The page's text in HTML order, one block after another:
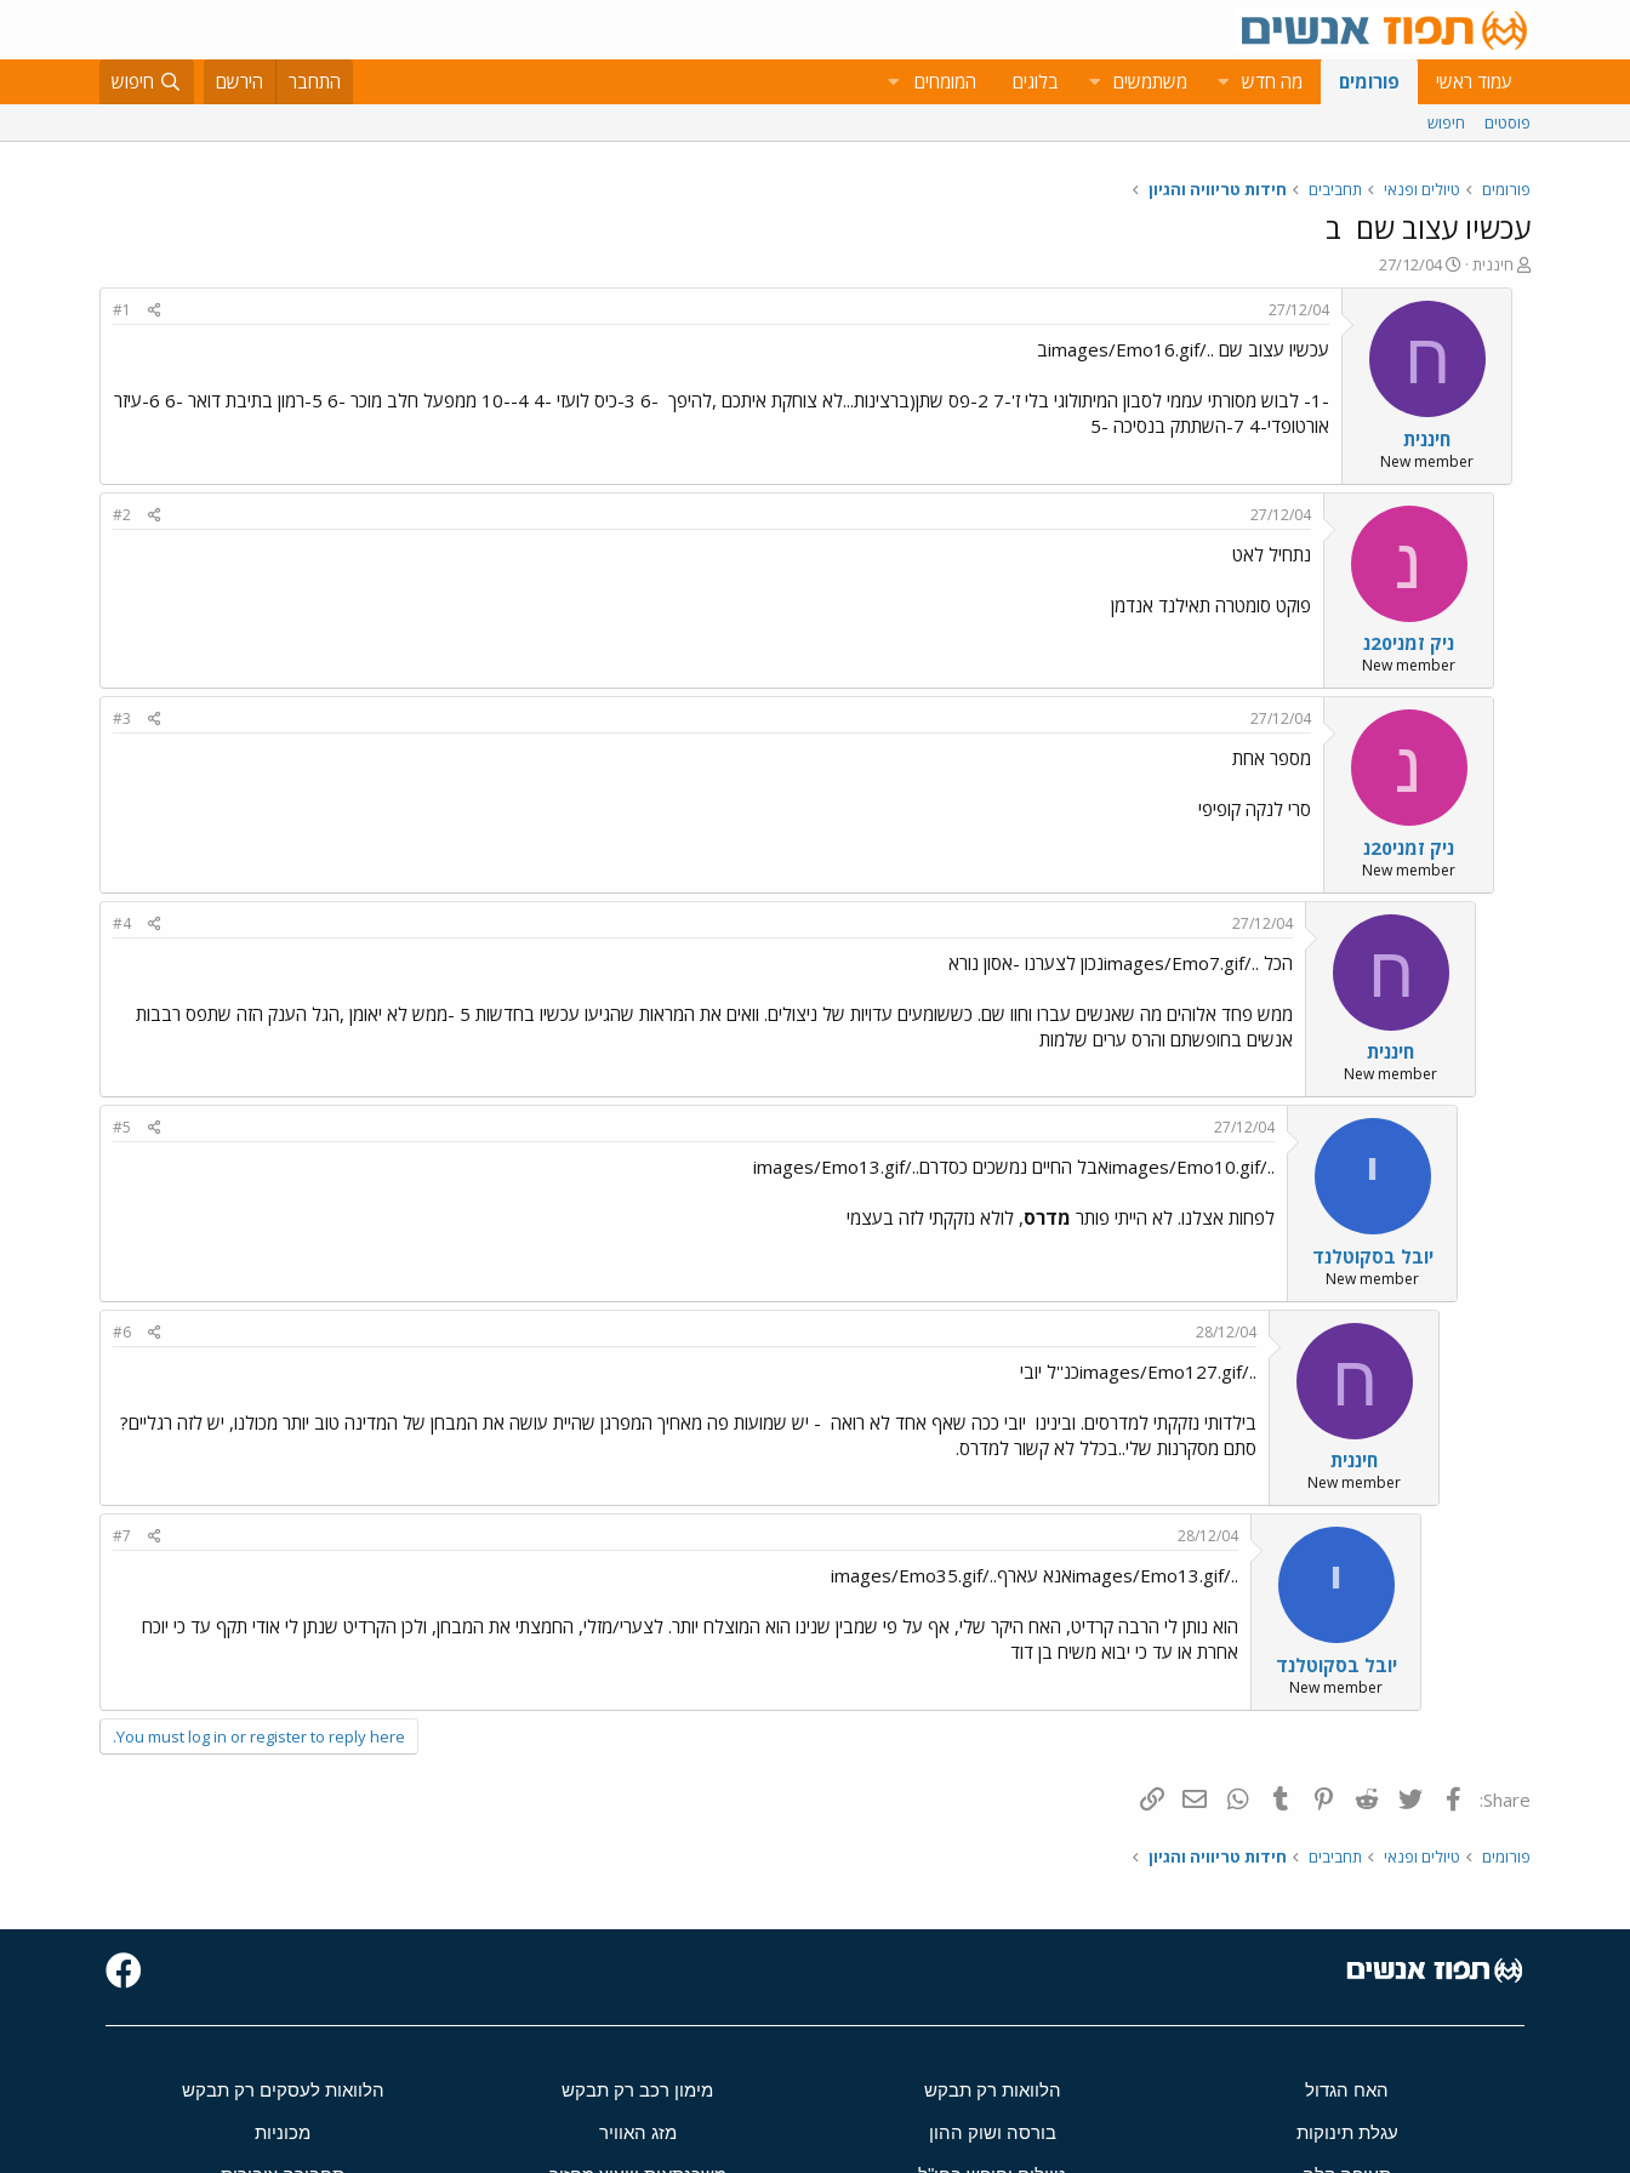
עמוד ראשי פורומים מה חדש משתמשים בלוגים המומחים התחבר הירשם חיפוש
פוסטים חיפוש
פורומים טיולים ופנאי תחביבים חידות טריוויה והגיון
עכשיו עצוב שם ב
פ
ו
חיננית
פ
ו
ר
ם
א
ר
י
ך
27/12/04
ח
חיננית
New member
27/12/04
#1
עכשיו עצוב שם ../images/Emo16.gifב
-1- לבוש מסורתי עממי לסבון המיתולוגי בלי ז'-7 2-פס שתן(ברצינות...לא צוחקת איתכם ,להיפך
-6 3-כיס לועזי -4 4--10 ממפעל חלב מוכר -6 5-רמון בתיבת דואר -6 6-עיזר
אורטופדי-4 7-השתתק בנסיכה -5
נ
ניק זמני20נ
New member
27/12/04
#2
נתחיל לאט
פוקט סומטרה תאילנד אנדמן
נ
ניק זמני20נ
New member
27/12/04
#3
מספר אחת
סרי לנקה קופיפי
ח
חיננית
New member
27/12/04
#4
הכל ../images/Emo7.gifנכון לצערנו -אסון נורא
ממש פחד אלוהים מה שאנשים עברו וחוו שם. כששומעים עדויות של ניצולים. וואים את המראות שהגיעו עכשיו בחדשות 5 -ממש לא יאומן ,הגל הענק הזה שתפס רבבות
אנשים בחופשתם והרס ערים שלמות
י
יובל בסקוטלנד
New member
27/12/04
#5
../images/Emo10.gifאבל החיים נמשכים כסדרם../images/Emo13.gif
לפחות אצלנו. לא הייתי פותר מדרס, לולא נזקקתי לזה בעצמי
ח
חיננית
New member
28/12/04
#6
../images/Emo127.gifכנ''ל יובי
בילדותי נזקקתי למדרסים. ובינינו יובי ככה שאף אחד לא רואה - יש שמועות פה מאחיך המפרגן שהיית עושה את המבחן של המדינה טוב יותר מכולנו, יש לזה רגליים?
סתם מסקרנות שלי..בכלל לא קשור למדרס.
י
יובל בסקוטלנד
New member
28/12/04
#7
../images/Emo13.gifאנא עארף../images/Emo35.gif
הוא נותן לי הרבה קרדיט, האח היקר שלי, אף על פי שמבין שנינו הוא המוצלח יותר. לצערי/מזלי, החמצתי את המבחן, ולכן הקרדיט שנתן לי אודי תקף עד כי יוכח
אחרת או עד כי יבוא משיח בן דוד
You must log in or register to reply here.
Share: פייסבוק Twitter
Reddit
Pinterest
Tumblr
WhatsAppדואר אלקטרוני
פורומים טיולים ופנאי תחביבים חידות טריוויה והגיון
האח הגדול הלוואות רק תבקש מימון רכב רק תבקש הלוואות לעסקים רק תבקש
עגלת תינוקות בורסה ושוק ההון מזג האוויר מכוניות